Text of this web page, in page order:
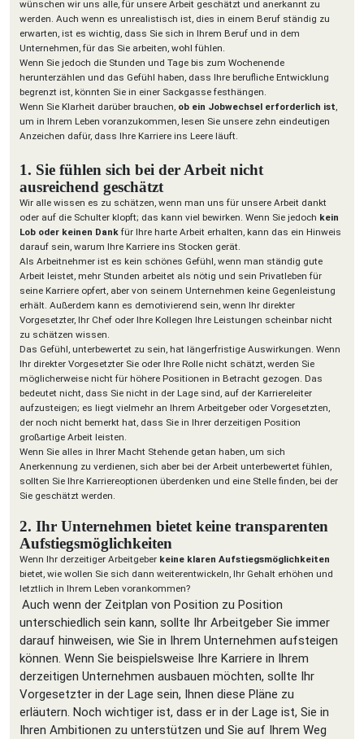
wünschen wir uns alle, für unsere Arbeit geschätzt und anerkannt zu
werden. Auch wenn es unrealistisch ist, dies in einem Beruf ständig zu
erwarten, ist es wichtig, dass Sie sich in Ihrem Beruf und in dem
Unternehmen, für das Sie arbeiten, wohl fühlen.
Wenn Sie jedoch die Stunden und Tage bis zum Wochenende
herunterzählen und das Gefühl haben, dass Ihre berufliche Entwicklung
begrenzt ist, könnten Sie in einer Sackgasse festhängen.
Wenn Sie Klarheit darüber brauchen, ob ein Jobwechsel erforderlich ist
um in Ihrem Leben voranzukommen, lesen Sie unsere zehn eindeutigen
Anzeichen dafür, dass Ihre Karriere ins Leere läuft.
1. Sie fühlen sich bei der Arbeit nicht
ausreichend geschätzt
Wir alle wissen es zu schätzen, wenn man uns für unsere Arbeit dankt
oder auf die Schulter klopft; das kann viel bewirken. Wenn Sie jedoch kein
Lob oder keinen Dank für Ihre harte Arbeit erhalten, kann das ein Hinweis
darauf sein, warum Ihre Karriere ins Stocken gerät.
Als Arbeitnehmer ist es kein schönes Gefühl, wenn man ständig gute
Arbeit leistet, mehr Stunden arbeitet als nötig und sein Privatleben für
seine Karriere opfert, aber von seinem Unternehmen keine Gegenleistung
erhält. Außerdem kann es demotivierend sein, wenn Ihr direkter
Vorgesetzter, Ihr Chef oder Ihre Kollegen Ihre Leistungen scheinbar nicht
zu schätzen wissen.
Das Gefühl, unterbewertet zu sein, hat längerfristige Auswirkungen. Wenn
Ihr direkter Vorgesetzter Sie oder Ihre Rolle nicht schätzt, werden Sie
möglicherweise nicht für höhere Positionen in Betracht gezogen. Das
bedeutet nicht, dass Sie nicht in der Lage sind, auf der Karriereleiter
aufzusteigen; es liegt vielmehr an Ihrem Arbeitgeber oder Vorgesetzten,
der noch nicht bemerkt hat, dass Sie in Ihrer derzeitigen Position
großartige Arbeit leisten.
Wenn Sie alles in Ihrer Macht Stehende getan haben, um sich
Anerkennung zu verdienen, sich aber bei der Arbeit unterbewertet fühlen,
sollten Sie Ihre Karriereoptionen überdenken und eine Stelle finden, bei der
Sie geschätzt werden.
2. Ihr Unternehmen bietet keine transparenten
Aufstiegsmöglichkeiten
Wenn Ihr derzeitiger Arbeitgeber keine klaren Aufstiegsmöglichkeiten
bietet, wie wollen Sie sich dann weiterentwickeln, Ihr Gehalt erhöhen und
letztlich in Ihrem Leben vorankommen?
Auch wenn der Zeitplan von Position zu Position
unterschiedlich sein kann, sollte Ihr Arbeitgeber Sie immer
darauf hinweisen, wie Sie in Ihrem Unternehmen aufsteigen
können. Wenn Sie beispielsweise Ihre Karriere in Ihrem
derzeitigen Unternehmen ausbauen möchten, sollte Ihr
Vorgesetzter in der Lage sein, Ihnen diese Pläne zu
erläutern. Noch wichtiger ist, dass er in der Lage ist, Sie in
Ihren Ambitionen zu unterstützen und Sie auf Ihrem Weg